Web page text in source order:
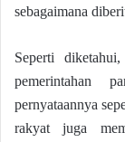
sebagaimana
Seperti
pemerintahan
pernyataannya
rakyat juga